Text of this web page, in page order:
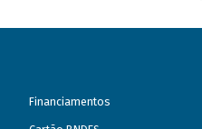
Financiamentos